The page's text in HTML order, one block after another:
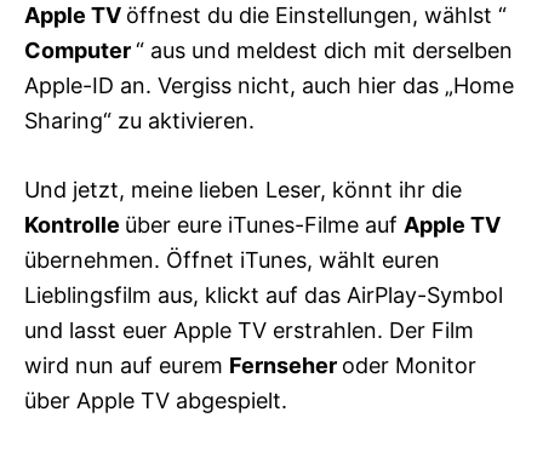
Apple TV öffnest du die Einstellungen, wählst “
Computer“ aus und meldest dich mit derselben
Apple-ID an. Vergiss nicht, auch hier das „Home
Sharing“ zu aktivieren.
Und jetzt, meine lieben Leser, könnt ihr die
Kontrolle über eure iTunes-Filme auf Apple TV
übernehmen. Öffnet iTunes, wählt euren
Lieblingsfilm aus, klickt auf das AirPlay-Symbol
und lasst euer Apple TV erstrahlen. Der Film
wird nun auf eurem Fernseher oder Monitor
über Apple TV abgespielt.